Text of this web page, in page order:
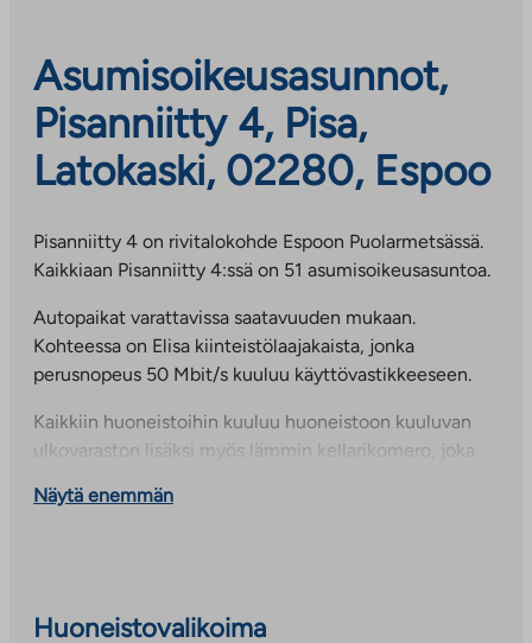
Asumisoikeusasunnot,
Pisanniitty 4, Pisa,
Latokaski, 02280, Espoo
Pisanniitty 4 on rivitalokohde Espoon Puolarmetsässä.
Kaikkiaan Pisanniitty 4:ssä on 51 asumisoikeusasuntoa.
Autopaikat varattavissa saatavuuden mukaan.
Kohteessa on Elisa kiinteistölaajakaista, jonka
perusnopeus 50 Mbit/s kuuluu käyttövastikkeeseen.
Kaikkiin huoneistoihin kuuluu huoneistoon kuuluvan
ulkovaraston lisäksi myös lämmin kellarikomero, joka
Alakoulut ja päiväkodit sijaitsevat noin puolen
Näytä enemmän
Huoneistovalikoima